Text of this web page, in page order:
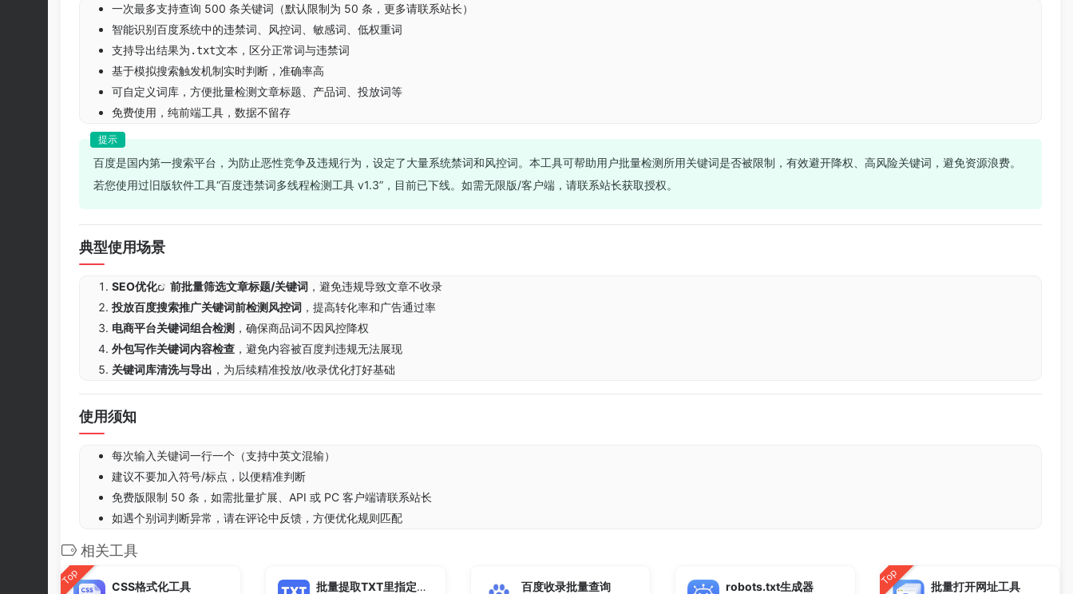
一次最多支持查询 500 条关键词（默认限制为 50 条，更多请联系站长）
智能识别百度系统中的违禁词、风控词、敏感词、低权重词
支持导出结果为 .txt文本，区分正常词与违禁词
基于模拟搜索触发机制实时判断，准确率高
可自定义词库，方便批量检测文章标题、产品词、投放词等
免费使用，纯前端工具，数据不留存
百度是国内第一搜索平台，为防止恶性竞争及违规行为，设定了大量系统禁词和风控词。本工具可帮助用户批量检测所用关键词是否被限制，有效避开降权、高风险关键词，避免资源浪费。
若您使用过旧版软件工具“百度违禁词多线程检测工具 v1.3”，目前已下线。如需无限版/客户端，请联系站长获取授权。
典型使用场景
SEO优化 前批量筛选文章标题/关键词 ，避免违规导致文章不收录
投放百度搜索推广关键词前检测风控词 ，提高转化率和广告通过率
电商平台关键词组合检测 ，确保商品词不因风控降权
外包写作关键词内容检查 ，避免内容被百度判违规无法展现
关键词库清洗与导出 ，为后续精准投放/收录优化打好基础
使用须知
每次输入关键词一行一个（支持中英文混输）
建议不要加入符号/标点，以便精准判断
免费版限制 50 条，如需批量扩展、API 或 PC 客户端请联系站长
如遇个别词判断异常，请在评论中反馈，方便优化规则匹配
相关工具
Top CSS格式化工具 批量提取TXT里指定内容 百度收录批量查询 robots.txt生成器 Top 批量打开网址工具